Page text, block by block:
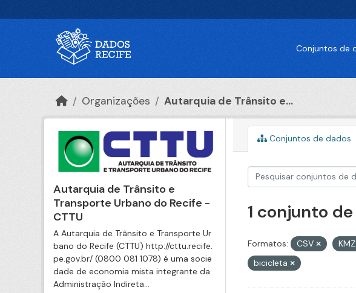
Conjuntos de
Organizações Autarquia de Trânsito e...
Autarquia de Trânsito e
Transporte Urbano do Recife -
CTTU
A Autarquia de Trânsito e Transporte Ur
bano do Recife (CTTU) http://cttu.recife.
pe.gov.br/ (0800 081 1078) é uma socie
dade de economia mista integrante da
Administração Indireta...
Conjuntos de dados
1 conjunto
Formatos: CSV KMZ
bicicleta